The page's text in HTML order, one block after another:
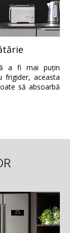
a fi mai puţin
frigider, aceasta
să absoarbă